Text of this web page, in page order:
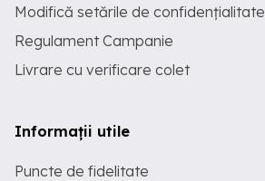
Modifică setările de confidențialitate
Regulament Campanie
Livrare cu verificare colet
Informații utile
Puncte de fidelitate